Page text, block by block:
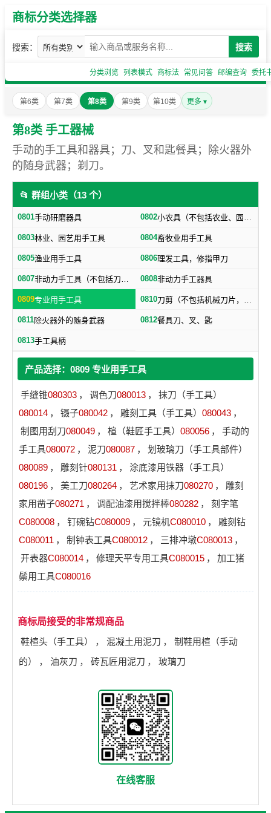
商标分类选择器
搜索： 搜索
分类浏览 列表模式 商标法 常见问答 邮编查询 委托
第6类 第7类 第8类 第9类 第10类 更多 ▾
第8类 手工器械
手动的手工具和器具；刀、叉和匙餐具；除火器外
的随身武器；剃刀。
📂 群组小类（13 个）
0801手动研磨器具 0802 小农具（不包括农业、园艺用刀剪）
0803林业、园艺用手工具 0804畜牧业用手工具
0805渔业用手工具 0806理发工具，修指甲刀
0807 非动力手工具（不包括刀、剪） 0808非动力手工器具
0809专业用手工具 0810 刀剪（不包括机械刀片，文具刀）
0811除火器外的随身武器 0812餐具刀、叉、匙
0813手工具柄
产品选择：0809 专业用手工具
手缝锥080303 ， 调色刀080013 ，
抹刀（手工具）
080014 ， 镊子080042 ， 雕刻工具（手工具） 080043 ，
制图用刮刀080049 ， 楦（鞋匠手工具） 080056 ，
手动的
手工具080072 ， 泥刀080087 ，
划玻璃刀（手工具部件）
080089 ， 雕刻针080131 ，
涂底漆用铁器（手工具）
080196 ， 美工刀080264 ， 艺术家用抹刀080270 ，
雕刻
家用凿子080271 ， 调配油漆用搅拌棒080282 ，
刻字笔
C080008 ， 钉碗钻C080009 ， 元镜机C080010 ，
雕刻钻
C080011 ， 制钟表工具C080012 ， 三排冲墩C080013 ，
开表器C080014 ， 修理天平专用工具C080015 ，
加工猪
鬃用工具C080016
商标局接受的非常规商品
鞋楦头（手工具）
， 混凝土用泥刀 ，
制鞋用楦（手动
的）
， 油灰刀 ， 砖瓦匠用泥刀 ， 玻璃刀
在线客服